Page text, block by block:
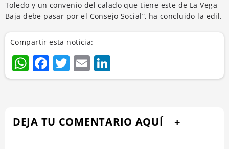
Toledo y un convenio del calado que tiene este de La Vega
Baja debe pasar por el Consejo Social”, ha concluido la edil.
Compartir esta noticia:
WhatsApp
Facebook
Twitter
Email
DEJA TU COMENTARIO AQUÍ